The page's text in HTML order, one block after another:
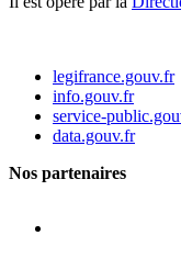
legifrance.gouv.fr
info.gouv.fr
service-
data.gouv.fr
Nos partenaires